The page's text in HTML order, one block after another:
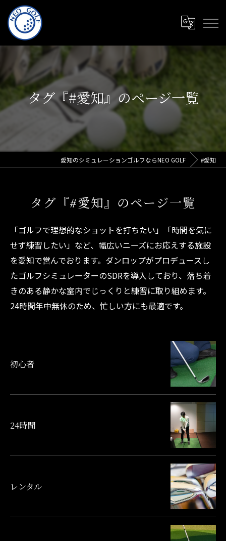
タグ『#愛知』のページ一覧
愛知のシミュレーションゴルフならNEO GOLF #愛知
タグ『#愛知』のページ一覧
「ゴルフで理想的なショットを打ちたい」「時間を気に
せず練習したい」など、幅広いニーズにお応えする施設
を愛知で営んでおります。ダンロップがプロデュースし
たゴルフシミュレーターのSDRを導入しており、落ち着
きのある静かな室内でじっくりと練習に取り組めます。
24時間年中無休のため、忙しい方にも最適です。
初心者
24時間
レンタル